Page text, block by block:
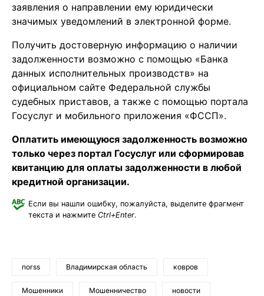
заявления о направлении ему юридически
значимых уведомлений в электронной форме.
Получить достоверную информацию о наличии
задолженности возможно с помощью «Банка
данных исполнительных производств» на
официальном сайте Федеральной службы
судебных приставов, а также с помощью портала
Госуслуг и мобильного приложения «ФССП».
Оплатить имеющуюся задолженность возможно
только через портал Госуслуг или сформировав
квитанцию для оплаты задолженности в любой
кредитной организации.
Если вы нашли ошибку, пожалуйста, выделите фрагмент
текста и нажмите Ctrl+Enter.
norss Владимирская область ковров
Мошенники Мошенничество новости